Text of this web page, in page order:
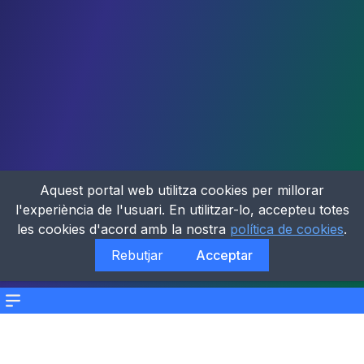
Menu
Aquest portal web utilitza cookies per millorar
l'experiència de l'usuari. En utilitzar-lo, accepteu totes
les cookies d'acord amb la nostra política de cookies.
Rebutjar
Acceptar